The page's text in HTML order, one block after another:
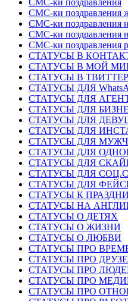
СМС-ки поздравления
СМС-ки поздравления
СМС-ки поздравления
СМС-ки поздравления
СМС-ки поздравления
СТАТУСЫ В
СТАТУСЫ В МОЙ
СТАТУСЫ В ТВИТТЕР
СТАТУСЫ ДЛЯ
СТАТУСЫ ДЛЯ
СТАТУСЫ ДЛЯ
СТАТУСЫ ДЛЯ
СТАТУСЫ ДЛЯ
СТАТУСЫ ДЛЯ
СТАТУСЫ ДЛЯ
СТАТУСЫ ДЛЯ
СТАТУСЫ ДЛЯ
СТАТУСЫ ДЛЯ
СТАТУСЫ К
СТАТУСЫ НА
СТАТУСЫ О ДЕТЯХ
СТАТУСЫ О ЖИЗНИ
СТАТУСЫ О ЛЮБВИ
СТАТУСЫ ПРО
СТАТУСЫ ПРО
СТАТУСЫ ПРО
СТАТУСЫ ПРО
СТАТУСЫ ПРО